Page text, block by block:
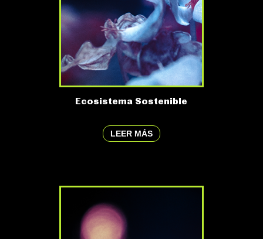
Ecosistema Sostenible
LEER MÁS